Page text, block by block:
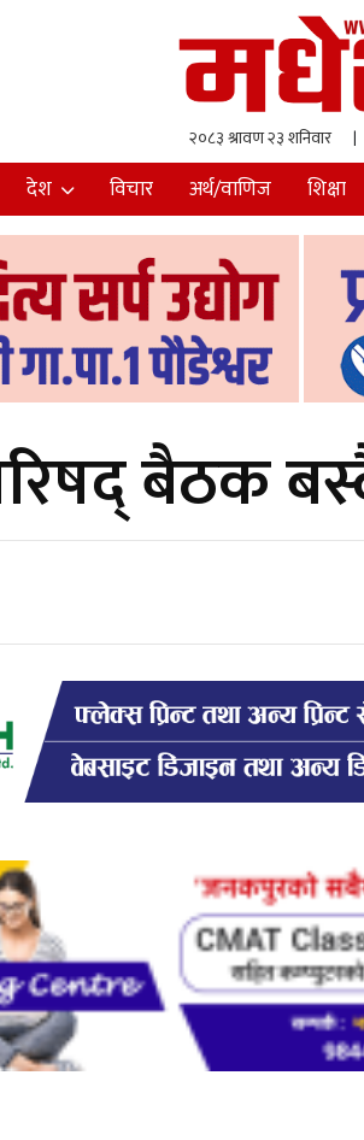
| Fri,
देश विचार अर्थ/वाणिज शिक्षा
बैठक